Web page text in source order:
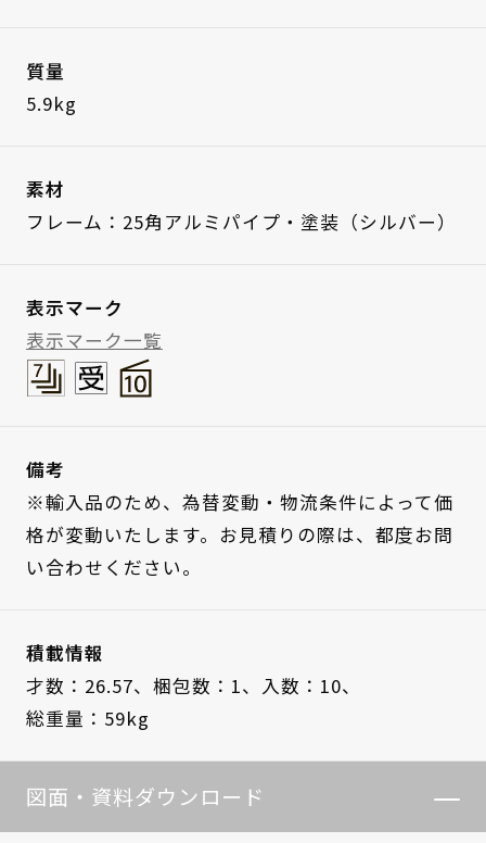
質量
5.9kg
素材
フレーム：25角アルミパイプ・塗装（シルバー）
表示マーク
表示マーク一覧
備考
※輸入品のため、為替変動・物流条件によって価
格が変動いたします。お見積りの際は、都度お問
い合わせください。
積載情報
才数：26.57、 梱包数：1、 入数：10、
総重量：59kg
図面・資料ダウンロード